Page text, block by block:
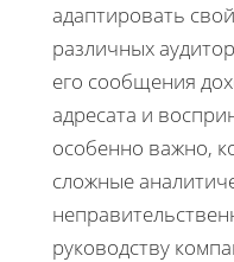
адаптировать
различных
его сообщения
адресата и
особенно важно,
сложные
руководству